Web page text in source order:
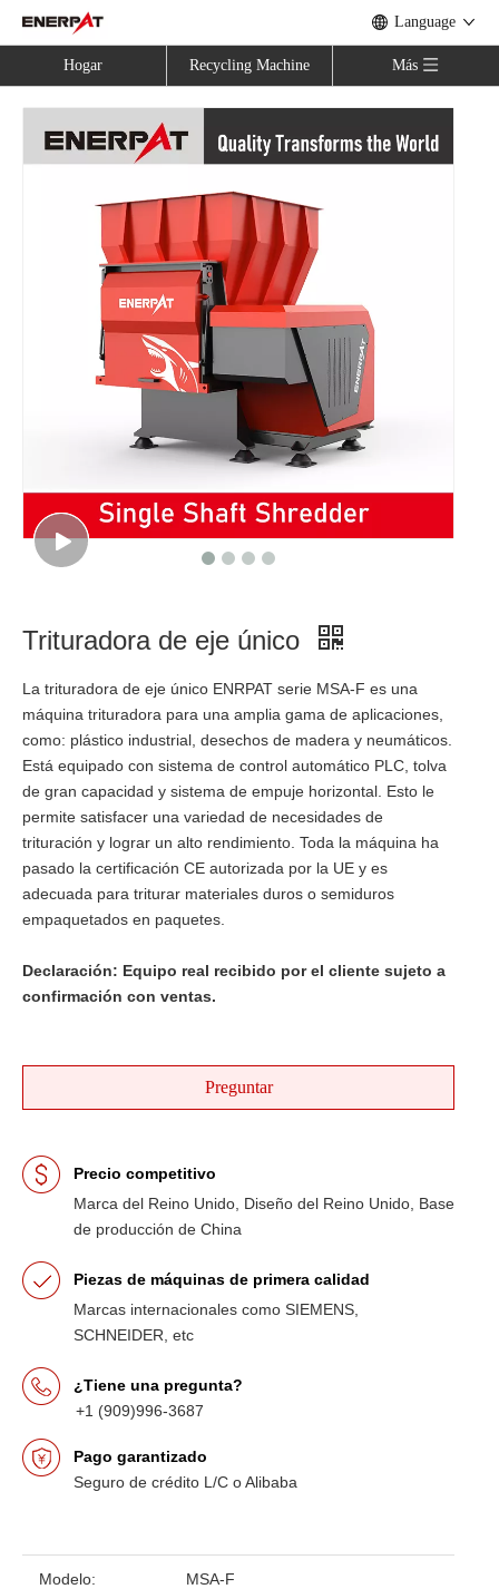
Language
Hogar Recycling Machine Más
Trituradora de eje único
La trituradora de eje único ENRPAT serie MSA-F es una
máquina trituradora para una amplia gama de aplicaciones,
como: plástico industrial, desechos de madera y neumáticos.
Está equipado con sistema de control automático PLC, tolva
de gran capacidad y sistema de empuje horizontal. Esto le
permite satisfacer una variedad de necesidades de
trituración y lograr un alto rendimiento. Toda la máquina ha
pasado la certificación CE autorizada por la UE y es
adecuada para triturar materiales duros o semiduros
empaquetados en paquetes.
Declaración: Equipo real recibido por el cliente sujeto a
confirmación con ventas.
Preguntar
Precio competitivo
Marca del Reino Unido, Diseño del Reino Unido, Base
de producción de China
Piezas de máquinas de primera calidad
Marcas internacionales como SIEMENS,
SCHNEIDER, etc
¿Tiene una pregunta?
+1 (909)996-3687
Pago garantizado
Seguro de crédito L/C o Alibaba
Modelo: MSA-F